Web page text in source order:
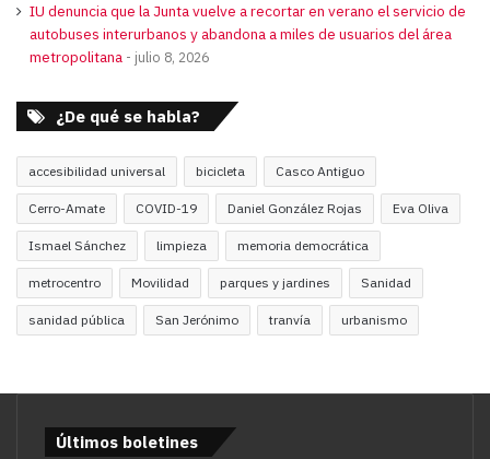
IU denuncia que la Junta vuelve a recortar en verano el servicio de
autobuses interurbanos y abandona a miles de usuarios del área
metropolitana
julio 8, 2026
¿De qué se habla?
accesibilidad universal bicicleta Casco Antiguo
Cerro-Amate COVID-19 Daniel González Rojas Eva Oliva
Ismael Sánchez limpieza memoria democrática
metrocentro Movilidad parques y jardines Sanidad
sanidad pública San Jerónimo tranvía urbanismo
Últimos boletines